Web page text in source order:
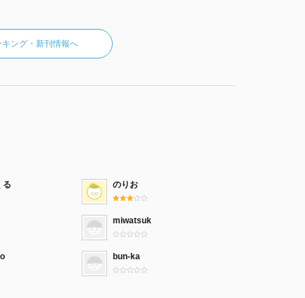
ング・新刊情報へ
る のりお
miwatsuk
bun-ka